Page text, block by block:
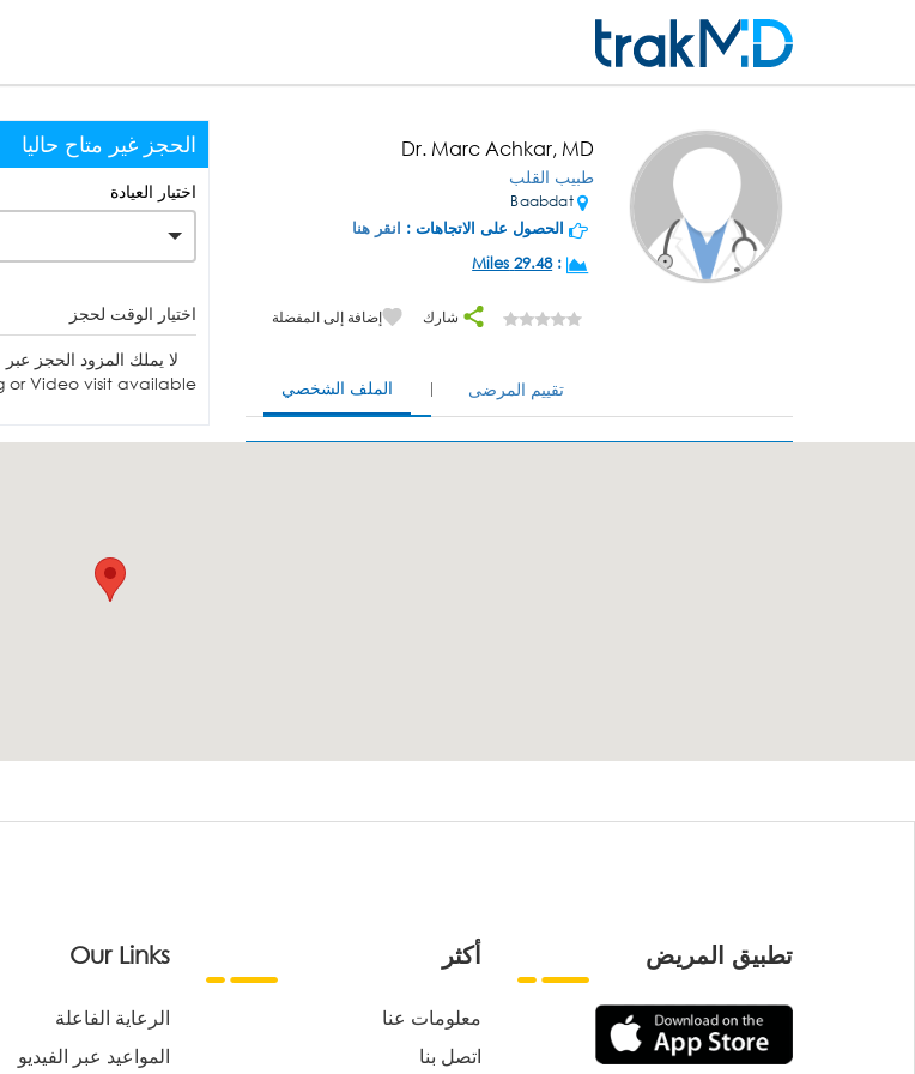
Dr. Marc Achkar, MD
طبيب القلب
Baabdat
الحصول على الاتجاهات : انقر هنا
:
29.48 Miles
شارك إضافة إلى المفضلة
الملف الشخصي تقييم المرضى
الحجز غير متاح حاليا
اختيار العيادة
اختيار الوقت لحجز
لا يملك المزود الحجز عبر
Video visit available.
Our Links
الرعاية الفاعلة
المواعيد عبر الفيديو
أكثر
معلومات عنا
اتصل بنا
تطبيق المريض